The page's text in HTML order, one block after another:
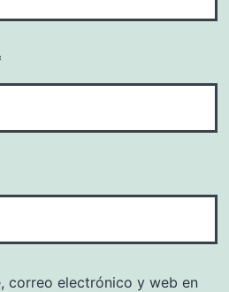
correo electrónico y web en